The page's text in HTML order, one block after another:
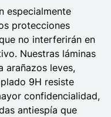
especialmente
protecciones
no interferirán en
Nuestras láminas
arañazos leves,
9H resiste
confidencialidad,
antiespía que